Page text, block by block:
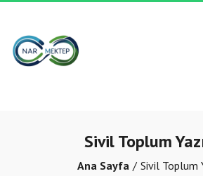
Sivil Toplum
Ana Sayfa Sivil Toplum